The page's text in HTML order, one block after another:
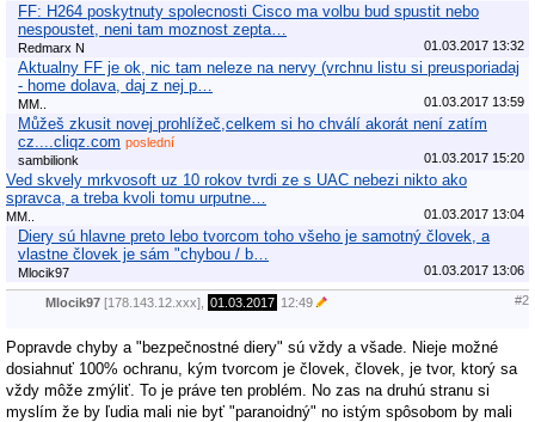
FF: H264 poskytnuty spolecnosti Cisco ma volbu bud spustit nebo
nespoustet, neni tam moznost zepta…
Redmarx N 01.03.2017 13:32
Aktualny FF je ok, nic tam neleze na nervy (vrchnu listu si preusporiadaj
- home dolava, daj z nej p…
MM.. 01.03.2017 13:59
Můžeš zkusit novej prohlížeč,celkem si ho chválí akorát není zatím
cz....cliqz.com poslední
sambilionk
01.03.2017 15:20
Ved skvely mrkvosoft uz 10 rokov tvrdi ze s UAC nebezi nikto ako
spravca, a treba kvoli tomu urputne…
MM.. 01.03.2017 13:04
Diery sú hlavne preto lebo tvorcom toho všeho je samotný človek, a
vlastne človek je sám "chybou / b…
Mlocik97 01.03.2017 13:06
Mlocik97 [178.143.12.xxx], 01.03.2017 12:49 #2
Popravde chyby a "bezpečnostné diery" sú vždy a všade. Nieje možné
dosiahnuť 100% ochranu, kým tvorcom je človek, človek, je tvor, ktorý sa
vždy môže zmýliť. To je práve ten problém. No zas na druhú stranu si
myslím že by ľudia mali nie byť "paranoidný" no istým spôsobom by mali